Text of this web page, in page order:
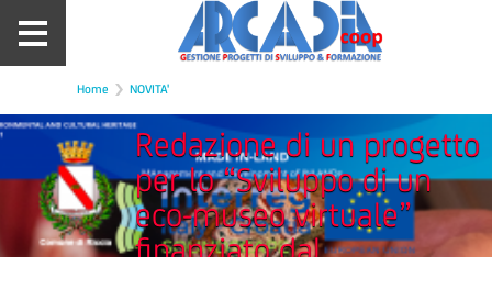
Home NOVITA'
Redazione di un progetto
per lo “Sviluppo di un
eco-museo virtuale”
finanziato dal